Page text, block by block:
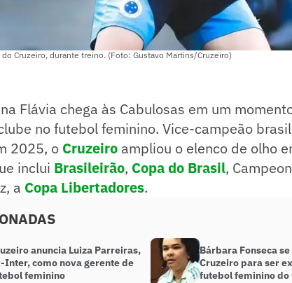
do Cruzeiro, durante treino. (Foto: Gustavo Martins/Cruzeiro)
Flávia chega às Cabulosas em um
no futebol feminino. Vice-campeão
2025, o Cruzeiro ampliou o elenco de olho
inclui Brasileirão, Copa do Brasil,
a Copa Libertadores.
anuncia Luiza Parreiras,
Inter, como nova gerente de
feminino
Bárbara Fonseca
Cruzeiro para ser
futebol feminino do